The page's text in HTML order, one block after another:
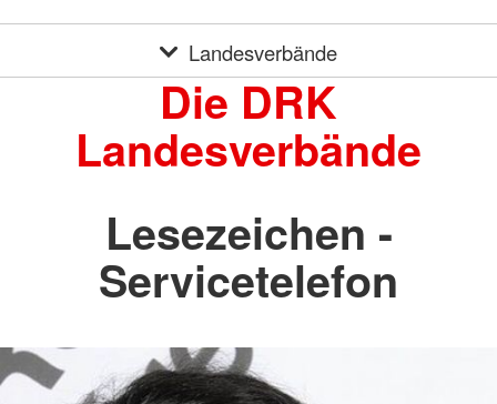
Landesverbände
Die DRK
Landesverbände
Lesezeichen -
Servicetelefon